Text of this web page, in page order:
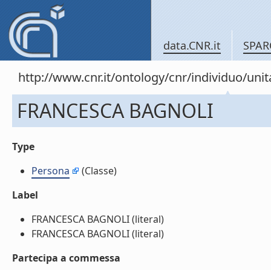
data.CNR.it
http://www.cnr.it/ontology/cnr/individuo/
FRANCESCA BAGNOLI
Type
Persona
(Classe)
Label
FRANCESCA BAGNOLI (literal)
FRANCESCA BAGNOLI (literal)
Partecipa a commessa